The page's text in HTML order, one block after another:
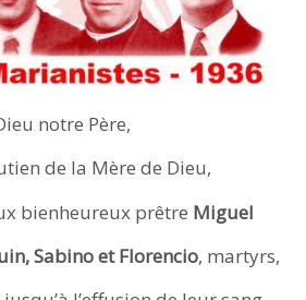
notre Père,
de la Mère de Dieu,
bienheureux prêtre Miguel
Sabino et Florencio, martyrs,